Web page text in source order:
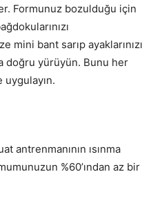
Formunuz bozulduğu için
mini bant sarıp ayaklarınızı
doğru yürüyün. Bunu her
uygulayın.
antrenmanının ısınma
%60’ından az bir